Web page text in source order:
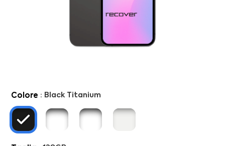
PADOVA
VICENZA
Colore : Black Titanium